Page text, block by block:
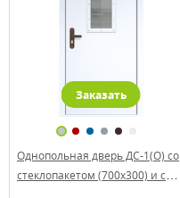
Заказать
Однопольная дверь ДС-1(О) со
стеклопакетом (700х300) и с